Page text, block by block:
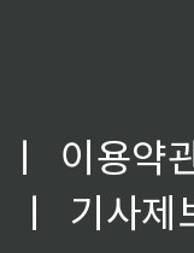
ㅣ
이용약
ㅣ
기사제